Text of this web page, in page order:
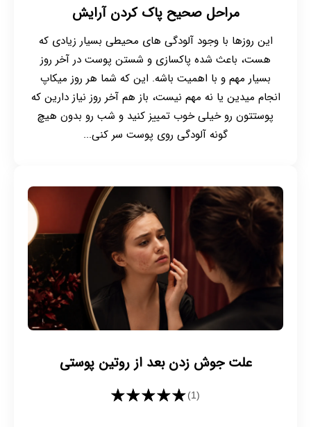
مراحل صحیح پاک کردن آرایش
این روزها با وجود آلودگی های محیطی بسیار زیادی که
هست، باعث شده پاکسازی و شستن پوست در آخر روز
بسیار مهم و با اهمیت باشه. این که شما هر روز میکاپ
انجام میدین یا نه مهم نیست، باز هم آخر روز نیاز دارین که
پوستتون رو خیلی خوب تمییز کنید و شب رو بدون هیچ
گونه آلودگی روی پوست سر کنی...
علت جوش زدن بعد از روتین پوستی
★★★★★(1)